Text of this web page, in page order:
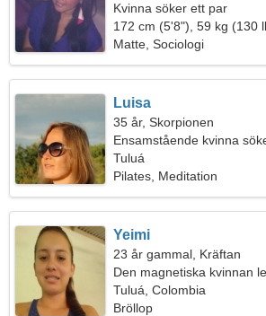
Kvinna söker ett par
172 cm (5'8"), 59 kg (130
Matte, Sociologi
Luisa
35 år, Skorpionen
Ensamstående kvinna
Tuluá
Pilates, Meditation
Yeimi
23 år gammal, Kräftan
Den magnetiska kvinnan
kärleksrelation
Tuluá, Colombia
Bröllop